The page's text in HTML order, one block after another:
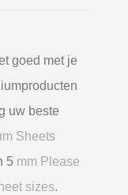
goed met je
uw beste
Sheets
5 mm Please
sizes.